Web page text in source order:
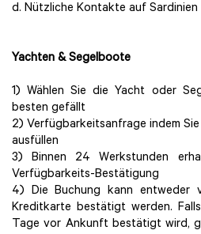
d. Nützliche Kontakte auf Sardinien
Yachten & Segelboote
1) Wählen Sie die Yacht oder
besten gefällt
2) Verfügbarkeitsanfrage indem
ausfüllen
3) Binnen 24 Werkstunden
Verfügbarkeits-Bestätigung
4) Die Buchung kann entweder
Kreditkarte bestätigt werden.
Tage vor Ankunft bestätigt wird,